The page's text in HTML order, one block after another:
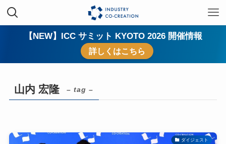
【NEW】ICC サミット KYOTO 2026 開催情報
詳しくはこちら
山内 宏隆 – tag –
ダイジェスト